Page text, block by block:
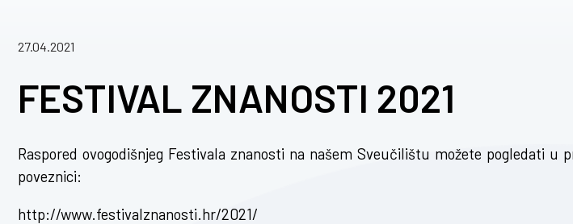
27.04.2021
FESTIVAL ZNANOSTI 2021
Raspored ovogodišnjeg Festivala znanosti na našem Sveučilištu možete pogledati u
poveznici:
http://www.festivalznanosti.hr/2021/